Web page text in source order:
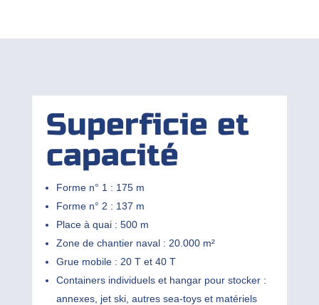
Superficie et
capacité
Forme n° 1 : 175 m
Forme n° 2 : 137 m
Place à quai : 500 m
Zone de chantier naval : 20.000 m²
Grue mobile : 20 T et 40 T
Containers individuels et hangar pour stocker :
annexes, jet ski, autres sea-toys et matériels